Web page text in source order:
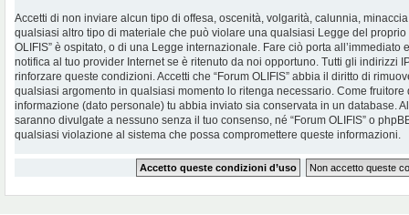
Accetti di non inviare alcun tipo di offesa, oscenità, volgarità, calunnia,
qualsiasi altro tipo di materiale che può violare una qualsiasi Legge del proprio
OLIFIS” è ospitato, o di una Legge internazionale. Fare ciò porta
notifica al tuo provider Internet se è ritenuto da noi opportuno. Tutti gli indirizzi
rinforzare queste condizioni. Accetti che “Forum OLIFIS” abbia il diritto di
qualsiasi argomento in qualsiasi momento lo ritenga necessario. Come
informazione (dato personale) tu abbia inviato sia conservata in un database.
saranno divulgate a nessuno senza il tuo consenso, né “Forum OLIFIS” o
qualsiasi violazione al sistema che possa compromettere queste informazioni.